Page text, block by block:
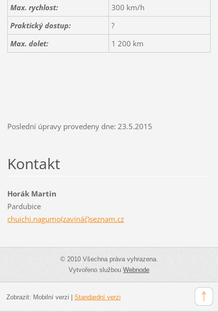
Max. rychlost:
300 km/h
Praktický dostup:
?
Max. dolet:
1 200 km
Poslední úpravy provedeny dne: 23.5.2015
Kontakt
Horák Martin
Pardubice
chuichi.nagumo(zavináč)seznam.cz
© 2010 Všechna práva vyhrazena.
Vytvořeno službouWebnode
Zobrazit: Mobilní verzi | Standardní verzi